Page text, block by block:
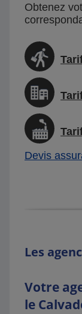
Obtenez
Devis
Les
Votre
le